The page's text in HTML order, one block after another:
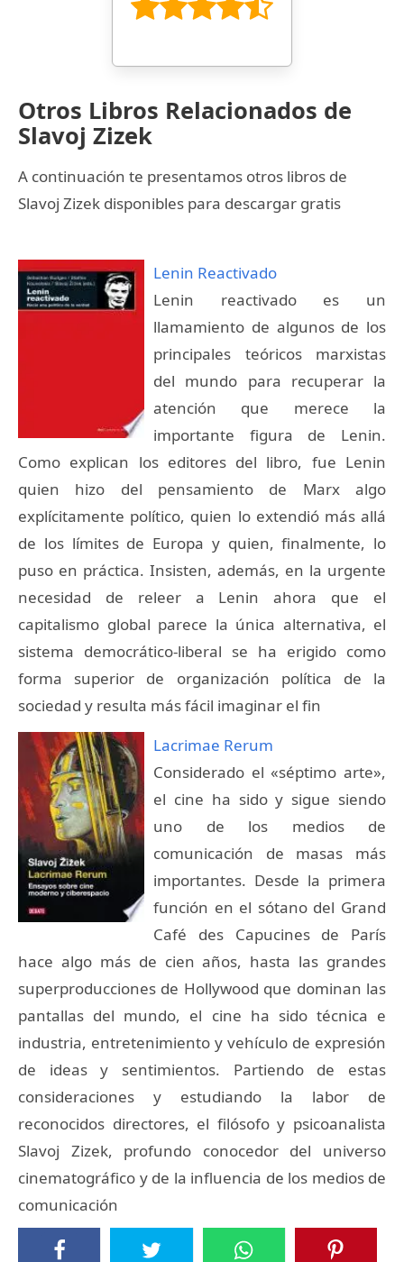
Otros Libros Relacionados de
Slavoj Zizek
A continuación te presentamos otros libros de
Slavoj Zizek disponibles para descargar gratis
Lenin Reactivado
Lenin reactivado es un
llamamiento de algunos de los
principales teóricos marxistas
del mundo para recuperar la
atención que merece la
importante figura de Lenin.
Como explican los editores del libro, fue Lenin
quien hizo del pensamiento de Marx algo
explícitamente político, quien lo extendió más allá
de los límites de Europa y quien, finalmente, lo
puso en práctica. Insisten, además, en la urgente
necesidad de releer a Lenin ahora que el
capitalismo global parece la única alternativa, el
sistema democrático-liberal se ha erigido como
forma superior de organización política de la
sociedad y resulta más fácil imaginar el fin
Lacrimae Rerum
Considerado el «séptimo arte»,
el cine ha sido y sigue siendo
uno de los medios de
comunicación de masas más
importantes. Desde la primera
función en el sótano del Grand
Café des Capucines de París
hace algo más de cien años, hasta las grandes
superproducciones de Hollywood que dominan las
pantallas del mundo, el cine ha sido técnica e
industria, entretenimiento y vehículo de expresión
de ideas y sentimientos. Partiendo de estas
consideraciones y estudiando la labor de
reconocidos directores, el filósofo y psicoanalista
Slavoj Zizek, profundo conocedor del universo
cinematográfico y de la influencia de los medios de
comunicación